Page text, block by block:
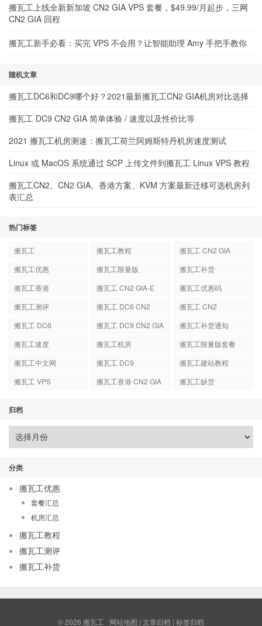
搬瓦工上线全新新加坡 CN2 GIA VPS 套餐，$49.99/月起步，三网
CN2 GIA 回程
搬瓦工新手必看：买完 VPS 不会用？让智能助理 Amy 手把手教你
随机文章
搬瓦工DC6和DC9哪个好？2021最新搬瓦工CN2 GIA机房对比选择
搬瓦工 DC9 CN2 GIA 简单体验 / 速度以及性价比等
2021 搬瓦工机房测速：搬瓦工荷兰阿姆斯特丹机房速度测试
Linux 或 MacOS 系统通过 SCP 上传文件到搬瓦工 Linux VPS 教程
搬瓦工CN2、CN2 GIA、香港方案、KVM 方案最新迁移可选机房列
表汇总
热门标签
搬瓦工 搬瓦工教程
搬瓦工 CN2 GIA
搬瓦工优惠
搬瓦工限量版
搬瓦工补货
搬瓦工香港
搬瓦工 CN2 GIA-E
搬瓦工优惠码
搬瓦工测评
搬瓦工 DC6 CN2
搬瓦工 CN2
搬瓦工 DC6
搬瓦工 DC9 CN2 GIA
搬瓦工补货通知
搬瓦工速度
搬瓦工机房
搬瓦工限量版套餐
搬瓦工中文网
搬瓦工 DC9
搬瓦工建站教程
搬瓦工 VPS
搬瓦工香港 CN2 GIA 搬瓦工缺货
归档
分类
搬瓦工优惠
套餐汇总
机房汇总
搬瓦工教程
搬瓦工测评
搬瓦工补货
© 2026 搬瓦工 网站地图 | 文章归档 | 标签归档